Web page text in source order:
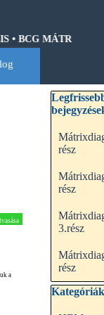
MÁTRIX •
a
Kihagy
rész
rész
3.rész
rész
Kihagy
Kategóriák